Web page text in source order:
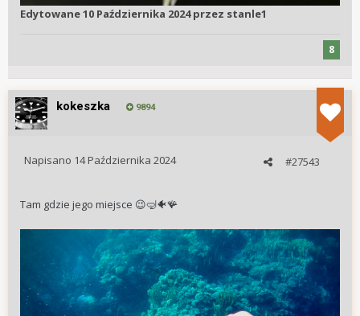
Edytowane10 Października 2024przez stanle1
8
kokeszka 9894
#27543
Napisano 14 Października 2024
Tam gdzie jego miejsce 😉🤿🐠🪸